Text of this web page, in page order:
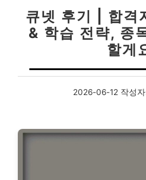
큐넷 후기 | 합격
& 학습 전략, 종
할게
2026-06-12 작성